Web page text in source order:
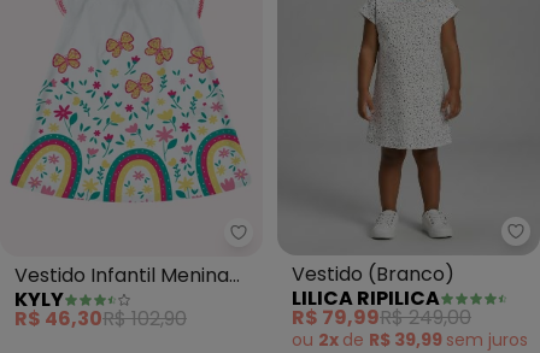
Kyly - Vestido Infantil Menina
Vestido Infantil Menina
Flores (Branco)
KYLY
R$ 46,30R$ 102,90
Vestido (Branco)
LILICA RIPILICA
R$ 79,99R$ 249,00
ou 2x de R$ 39,99 sem juros